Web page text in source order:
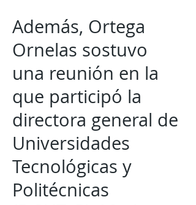
Además, Ortega
Ornelas sostuvo
una reunión en la
que participó la
directora general de
Universidades
Tecnológicas y
Politécnicas